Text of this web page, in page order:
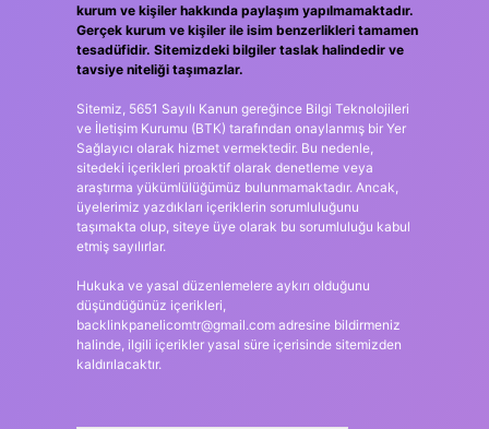
kurum ve kişiler hakkında paylaşım yapılmamaktadır.
Gerçek kurum ve kişiler ile isim benzerlikleri tamamen
tesadüfidir. Sitemizdeki bilgiler taslak halindedir ve
tavsiye niteliği taşımazlar.
Sitemiz, 5651 Sayılı Kanun gereğince Bilgi Teknolojileri
ve İletişim Kurumu (BTK) tarafından onaylanmış bir Yer
Sağlayıcı olarak hizmet vermektedir. Bu nedenle,
sitedeki içerikleri proaktif olarak denetleme veya
araştırma yükümlülüğümüz bulunmamaktadır. Ancak,
üyelerimiz yazdıkları içeriklerin sorumluluğunu
taşımakta olup, siteye üye olarak bu sorumluluğu kabul
etmiş sayılırlar.
Hukuka ve yasal düzenlemelere aykırı olduğunu
düşündüğünüz içerikleri,
backlinkpanelicomtr@gmail.comadresine bildirmeniz
halinde, ilgili içerikler yasal süre içerisinde sitemizden
kaldırılacaktır.